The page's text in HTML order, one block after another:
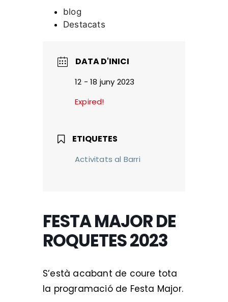
blog
Destacats
DATA D'INICI
12 - 18 juny 2023
Expired!
ETIQUETES
Activitats al Barri
FESTA MAJOR DE
ROQUETES 2023
S’està acabant de coure tota
la programació de Festa Major.